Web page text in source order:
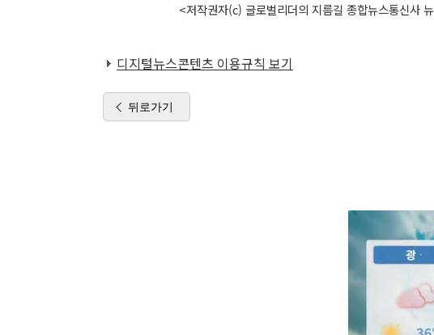
<저작권자(c) 글로벌리더의 지름길 종합뉴스통신사
디지털뉴스콘텐츠 이용규칙 보기
뒤로가기